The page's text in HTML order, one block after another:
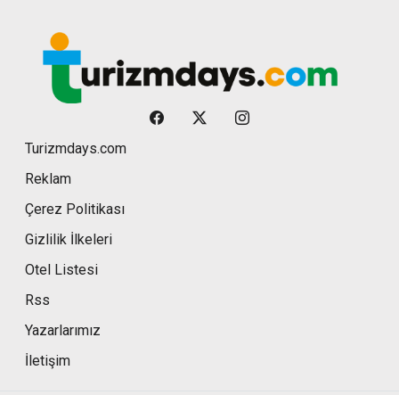
Turizmdays.com
Reklam
Çerez Politikası
Gizlilik İlkeleri
Otel Listesi
Rss
Yazarlarımız
İletişim